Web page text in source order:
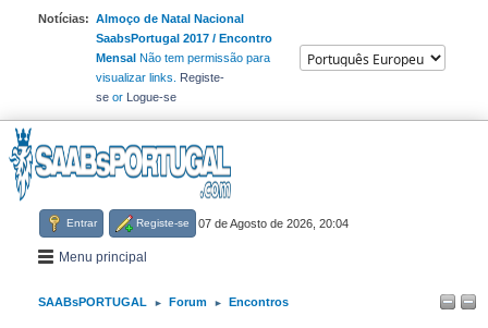
Notícias: Almoço de Natal Nacional
SaabsPortugal 2017 / Encontro
MensalNão tem permissão para
visualizar links. Registe-
se or Logue-se
07 de Agosto de 2026, 20:04
Entrar Registe-se
Menu principal
SAABsPORTUGAL ► Forum ► Encontros